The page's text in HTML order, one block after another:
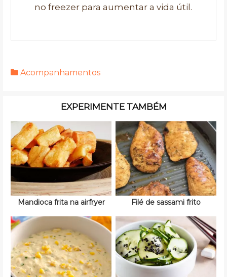
no freezer para aumentar a vida útil.
Acompanhamentos
EXPERIMENTE TAMBÉM
Mandioca frita na airfryer Filé de sassami frito